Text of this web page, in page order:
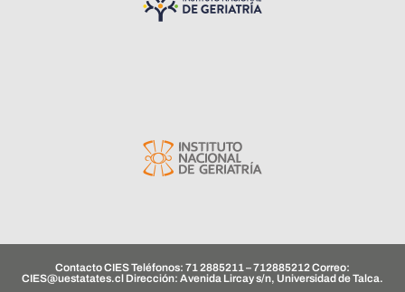
Contacto CIES Teléfonos: 71 2885211 – 712885212 Correo:
CIES@uestatates.cl Dirección: Avenida Lircay s/n, Universidad de Talca.